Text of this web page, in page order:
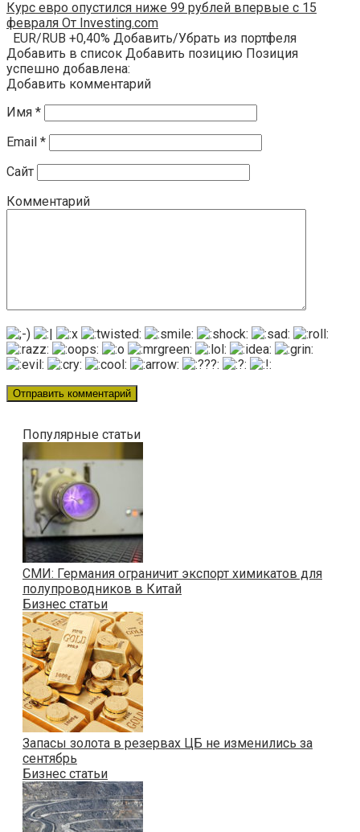
Курс евро опустился ниже 99 рублей впервые с 15
февраля От Investing.com
EUR/RUB +0,40% Добавить/Убрать из портфеля
Добавить в список Добавить позицию Позиция
успешно добавлена:
Добавить комментарий
Имя *
Email *
Сайт
Комментарий
Популярные статьи
СМИ: Германия ограничит экспорт химикатов для
полупроводников в Китай
Бизнес статьи
Запасы золота в резервах ЦБ не изменились за
сентябрь
Бизнес статьи